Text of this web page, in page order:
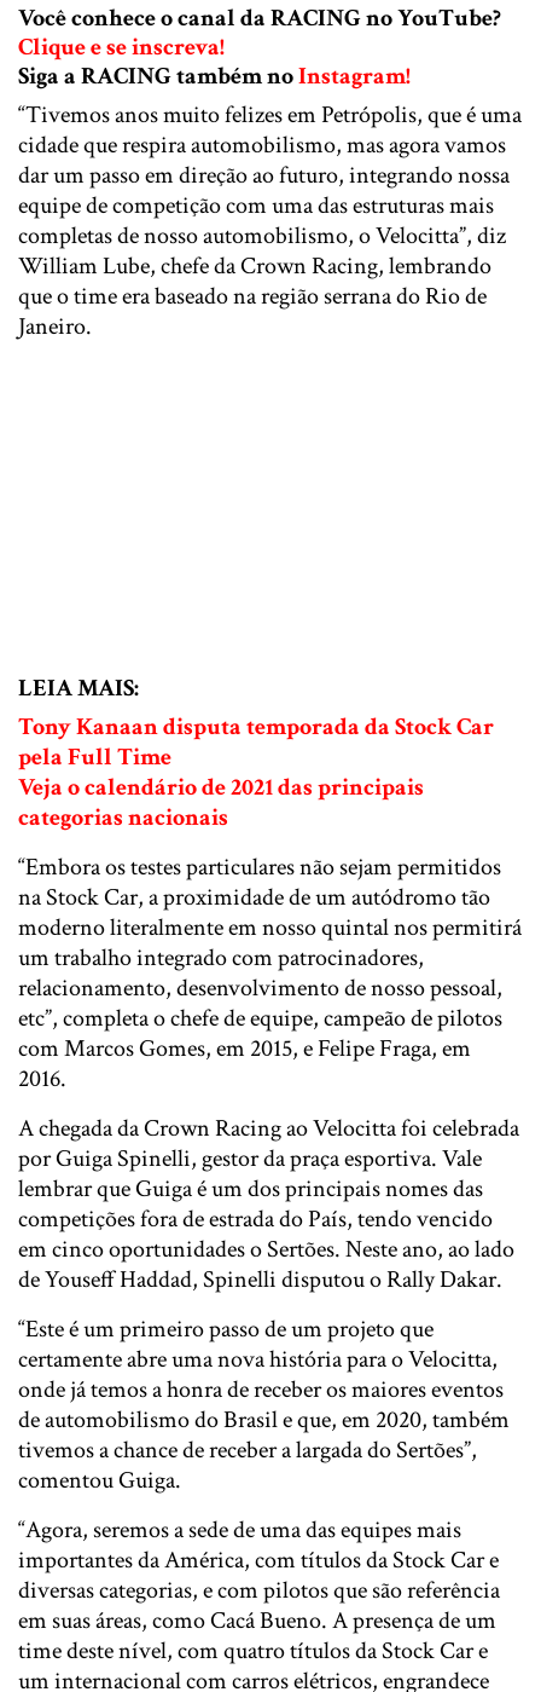
Você conhece o canal da RACING no YouTube?
Clique e se inscreva!
Siga a RACING também noInstagram!
“Tivemos anos muito felizes em Petrópolis, que é uma
cidade que respira automobilismo, mas agora vamos
dar um passo em direção ao futuro, integrando nossa
equipe de competição com uma das estruturas mais
completas de nosso automobilismo, o Velocitta”, diz
William Lube, chefe da Crown Racing, lembrando
que o time era baseado na região serrana do Rio de
Janeiro.
LEIA MAIS:
Tony Kanaan disputa temporada da Stock Car
pela Full Time
Veja o calendário de 2021 das principais
categorias nacionais
“Embora os testes particulares não sejam permitidos
na Stock Car, a proximidade de um autódromo tão
moderno literalmente em nosso quintal nos permitirá
um trabalho integrado com patrocinadores,
relacionamento, desenvolvimento de nosso pessoal,
etc”, completa o chefe de equipe, campeão de pilotos
com Marcos Gomes, em 2015, e Felipe Fraga, em
2016.
A chegada da Crown Racing ao Velocitta foi celebrada
por Guiga Spinelli, gestor da praça esportiva. Vale
lembrar que Guiga é um dos principais nomes das
competições fora de estrada do País, tendo vencido
em cinco oportunidades o Sertões. Neste ano, ao lado
de Youseff Haddad, Spinelli disputou o Rally Dakar.
“Este é um primeiro passo de um projeto que
certamente abre uma nova história para o Velocitta,
onde já temos a honra de receber os maiores eventos
de automobilismo do Brasil e que, em 2020, também
tivemos a chance de receber a largada do Sertões”,
comentou Guiga.
“Agora, seremos a sede de uma das equipes mais
importantes da América, com títulos da Stock Car e
diversas categorias, e com pilotos que são referência
em suas áreas, como Cacá Bueno. A presença de um
time deste nível, com quatro títulos da Stock Car e
um internacional com carros elétricos, engrandece